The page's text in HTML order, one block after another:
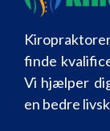
finde
Vi hjælper
en bedre